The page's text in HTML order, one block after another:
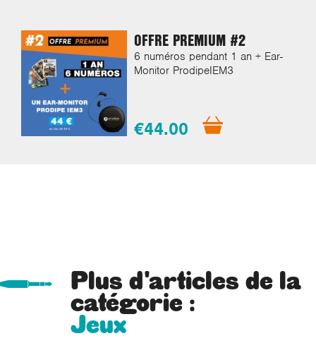
OFFRE PREMIUM #2
6 numéros pendant 1 an + Ear-
Monitor ProdipeIEM3
€44.00
Plus d'articles de la
catégorie :
Jeux